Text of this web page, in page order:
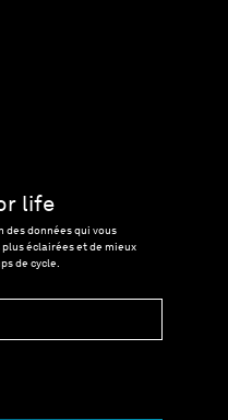
life
des données qui vous
éclairées et de mieux
de cycle.